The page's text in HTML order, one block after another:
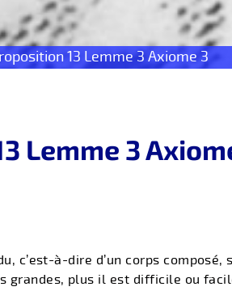
13 Lemme 3 Axiome 3
Lemme 3
c’est-à-dire d’un corps
grandes, plus il est difficile ou